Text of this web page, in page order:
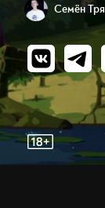
Семён